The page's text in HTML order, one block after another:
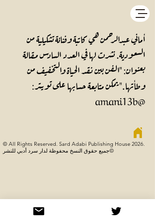
أماني عبدالرحمن هي كاتبة وفنانة تشكيلية من
السعودية. نشرت لها في العدد السادس مقالة
بعنوان: "الفن بين نقد الحياة والتخفيف من
وطأتها." يمكن متابعة حسابها على تويتر:
@amani13b
© All Rights Reserved. Sard Adabi Publishing House 2026.
جميع حقوق النسخ محفوظة لدار سرد أدبي للنشر©